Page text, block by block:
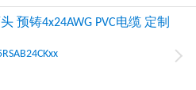
预铸4x24AWG PVC电缆 定制